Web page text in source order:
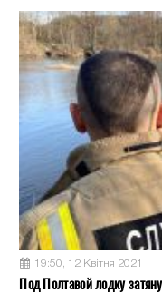
19:50, 12 Квітня 2021
Под Полтавой лодку